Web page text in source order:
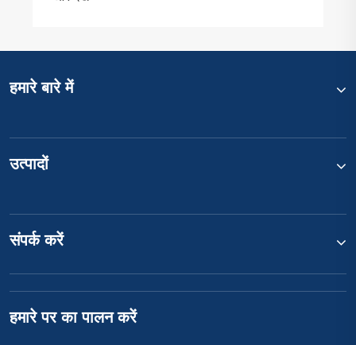
हमारे बारे में
उत्पादों
संपर्क करें
हमारे पर का पालन करें